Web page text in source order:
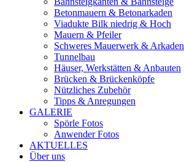
Betonmauern & Betonarkaden
Viadukte Bilk niedrig & Hoch
Mauern & Pfeiler
Schweres Mauerwerk & Arkaden
Tunnelbau
Häuser, Werkstätten & Anbauten
Brücken & Brückenköpfe
Nützliches Zubehör
Tipps & Anregungen
GALERIE
Spörle Fotos
Anwender Fotos
AKTUELLES
Über uns